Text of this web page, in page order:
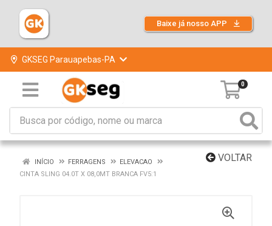
Baixe já nosso APP
GKSEG Parauapebas-PA
0
VOLTAR
INÍCIO FERRAGENS
ELEVACAO
CINTA SLING 04.0T X 08,0MT BRANCA FV5:1